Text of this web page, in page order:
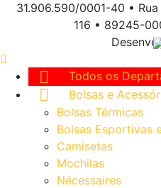
31.906.590/0001-40 •
116 • 89245-
Todos os
Bolsas e
Bolsas Térmicas
Bolsas Esportivas
Camisetas
Mochilas
Nécessaires